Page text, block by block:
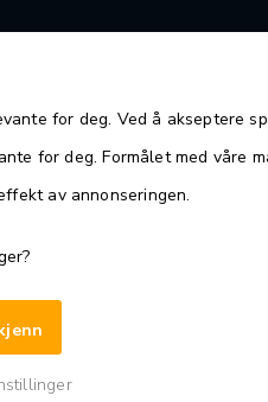
for deg. Ved å akseptere
for deg. Formålet med våre
av annonseringen.